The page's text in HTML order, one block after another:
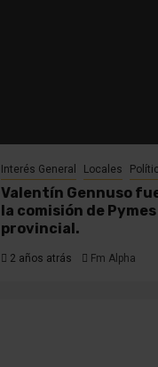
Interés General Locales
Valentín Gennuso
la comisión de
provincial.
2 años atrás Fm Alpha